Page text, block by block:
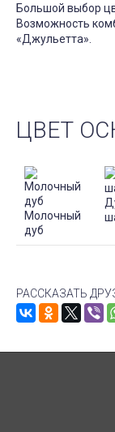
Большой выбор
Возможность
«Джульетта».
ЦВЕТ
Молочный
дуб
РАССКАЗАТЬ